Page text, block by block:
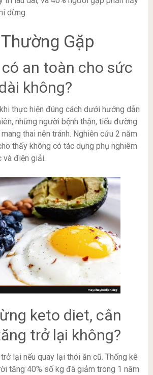
dừng.
Gặp
an toàn cho sức
không?
thực hiện đúng cách dưới hướng dẫn
những người bệnh thận, tiểu đường
thai nên tránh. Nghiên cứu 2 năm
thấy không có tác dụng phụ nghiêm
và điện giải.
keto diet, cân
trở lại không?
lại nếu quay lại thói ăn cũ. Thống kê
tăng 40% số kg đã giảm trong 1 năm